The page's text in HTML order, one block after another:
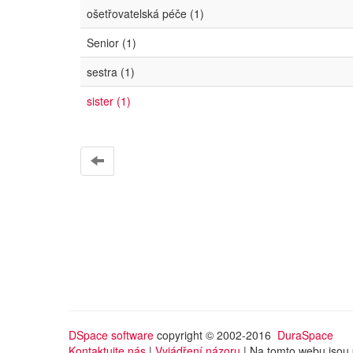
ošetřovatelská péče (1)
Senior (1)
sestra (1)
sister (1)
DSpace software copyright © 2002-2016 DuraSpace